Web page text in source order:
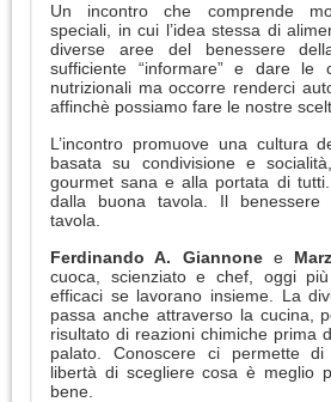
Un incontro che comprende
speciali, in cui l’idea stessa di
diverse aree del benessere
sufficiente “informare” e dare le
nutrizionali ma occorre renderci
affinchè possiamo fare le nostre
L’incontro promuove una cultura
basata su condivisione e
gourmet sana e alla portata di
dalla buona tavola. Il benessere
tavola.
Ferdinando A. Giannonee
cuoca, scienziato e chef, oggi
efficaci se lavorano insieme. La
passa anche attraverso la cucina,
risultato di reazioni chimiche prima
palato. Conoscere ci permette
libertà di scegliere cosa è meglio
bene.